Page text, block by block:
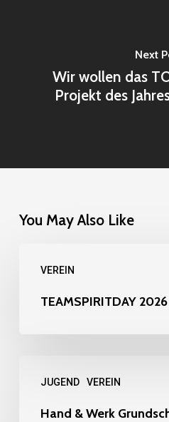
Next
Wir wollen das
Projekt des
You May Also Like
VEREIN
2026
TEAMSPIRITDAY 2026
JUGEND VEREIN
WerkHand & Werk